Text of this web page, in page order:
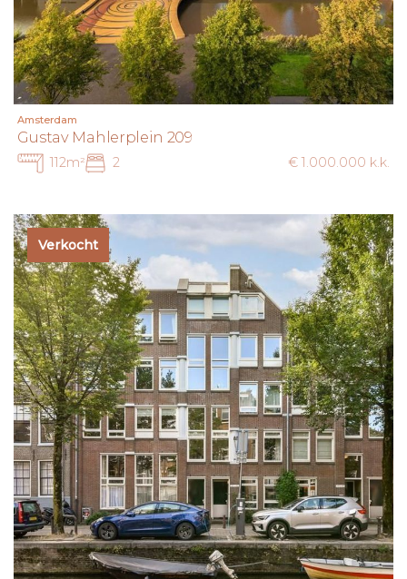
Amsterdam
Gustav Mahlerplein 209
112m² 2 € 1.000.000 k.k.
Verkocht